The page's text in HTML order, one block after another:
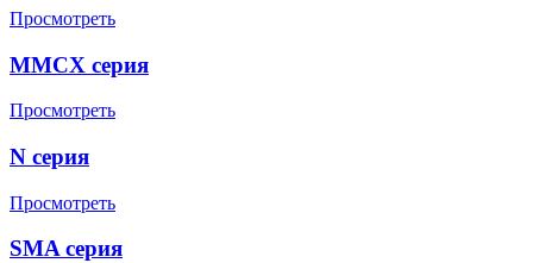
Просмотреть
MMCX серия
Просмотреть
N серия
Просмотреть
SMA серия